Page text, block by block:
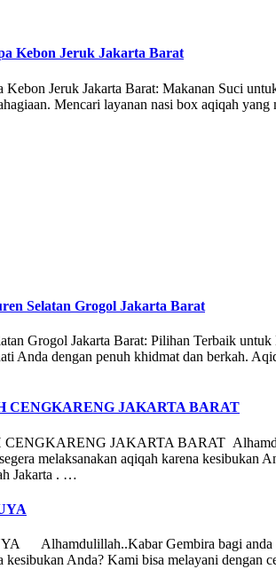
Kebon Jeruk Jakarta Barat
Jeruk Jakarta Barat: Makanan Suci
Mencari layanan nasi box aqiqah
Selatan Grogol Jakarta Barat
Grogol Jakarta Barat: Pilihan Terbaik
Anda dengan penuh khidmat dan berkah.
CENGKARENG JAKARTA BARAT
JAKARTA BARAT
melaksanakan aqiqah karena kesibukan
Jakarta . …
Alhamdulillah..Kabar Gembira bagi anda
kesibukan Anda? Kami bisa melayani